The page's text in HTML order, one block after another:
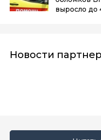
выросло до
Новости